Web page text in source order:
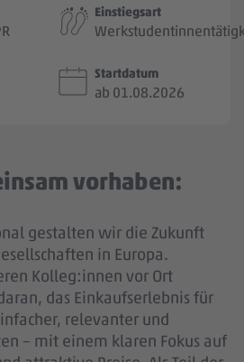
Einstiegsart
Startdatum
ab 01.08.2026
vorhaben:
gestalten wir die Zukunft
in Europa.
Kolleg:innen vor Ort
das Einkaufserlebnis für
relevanter und
– mit einem klaren Fokus auf